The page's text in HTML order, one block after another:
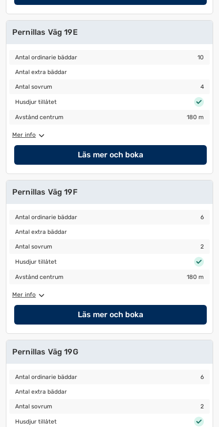
Pernillas Väg 19E
Antal ordinarie bäddar
Antal ordinarie bäddar 10
Antal extra bäddar
Antal extra bäddar
Antal sovrum
Antal sovrum 4
Husdjur tillåtet
Husdjur tillåtet
Avstånd centrum
Avstånd centrum 180 m
Mer info
Läs mer och boka
Pernillas Väg 19F
Antal ordinarie bäddar
Antal ordinarie bäddar 6
Antal extra bäddar
Antal extra bäddar
Antal sovrum
Antal sovrum 2
Husdjur tillåtet
Husdjur tillåtet
Avstånd centrum
Avstånd centrum 180 m
Mer info
Läs mer och boka
Pernillas Väg 19G
Antal ordinarie bäddar
Antal ordinarie bäddar 6
Antal extra bäddar
Antal extra bäddar
Antal sovrum
Antal sovrum 2
Husdjur tillåtet
Husdjur tillåtet